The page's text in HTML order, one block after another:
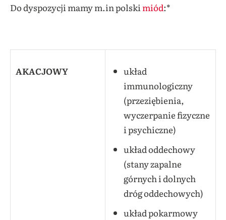
Do dyspozycji mamy m.in polski miód:*
AKACJOWY
układ
immunologiczny
(przeziębienia,
wyczerpanie fizyczne
i psychiczne)
układ oddechowy
(stany zapalne
górnych i dolnych
dróg oddechowych)
układ pokarmowy